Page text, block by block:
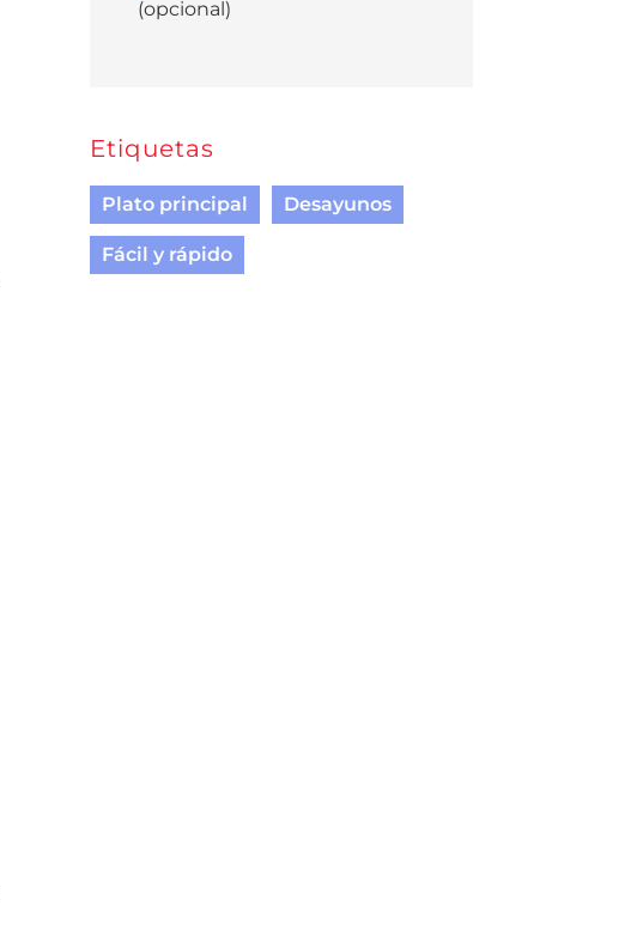
(opcional)
Etiquetas
Plato principal Desayunos
Fácil y rápido